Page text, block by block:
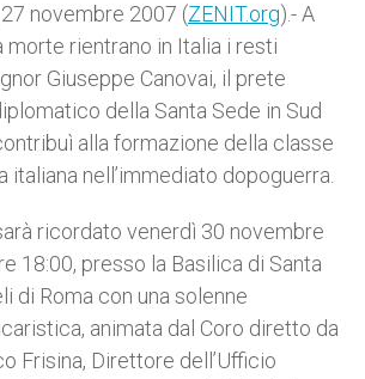
novembre 2007 (ZENIT.org).- A
morte rientrano in Italia i resti
Giuseppe Canovai, il prete
della Santa Sede in Sud
alla formazione della classe
nell’immediato dopoguerra.
ricordato venerdì 30 novembre
18:00, presso la Basilica di Santa
di Roma con una solenne
animata dal Coro diretto da
Frisina, Direttore dell’Ufficio